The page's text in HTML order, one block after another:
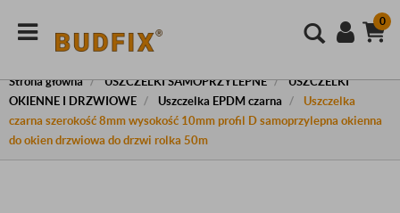
0
Strona główna USZCZELKI SAMOPRZYLEPNE
USZCZELKI
OKIENNE I DRZWIOWE
Uszczelka EPDM czarna
Uszczelka
czarna szerokość 8mm wysokość 10mm profil D samoprzylepna okienna
do okien drzwiowa do drzwi rolka 50m